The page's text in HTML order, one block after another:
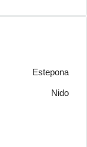
Estepona
Nido